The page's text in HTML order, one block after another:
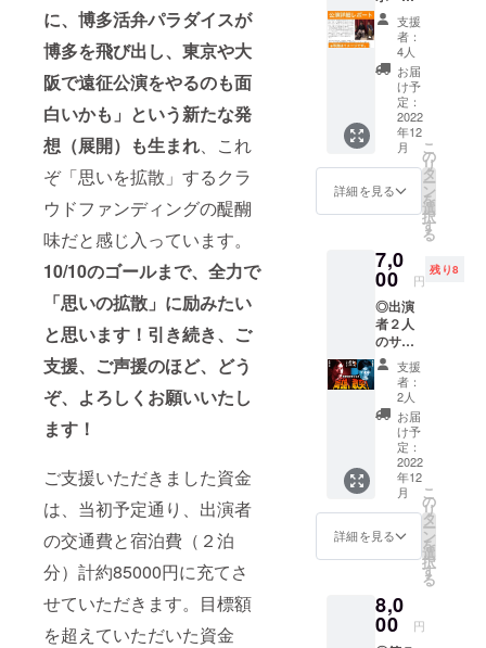
に、博多活弁パラダイスが
博多を飛び出し、東京や大
阪で遠征公演をやるのも面
白いかも」という新たな発
想（展開）も生まれ、これ
ぞ「思いを拡散」するクラ
ウドファンディングの醍醐
味だと感じ入っています。
10/10のゴールまで、全力で
「思いの拡散」に励みたい
と思います！引き続き、ご
支援、ご声援のほど、どう
ぞ、よろしくお願いいたし
ます！
ご支援いただきました資金
は、当初予定通り、出演者
の交通費と宿泊費（２泊
分）計約85000円に充てさ
せていただきます。目標額
を超えていただいた資金
※レ
ポート
は主催
者が作
成。当
日のリ
ハや公
演の模
様、お
二人の
コメン
トなど
を写真
交ぜな
がら報
告しま
す。A４
サイズ
数ペー
ジ（予
定）の
冊子に
まと
め、郵
送いた
しま
す。
※※写真
は昨年
末の片
レポー
トの一
部（イ
支援
者：
4人
お届
け予
定：
2022
年12
月
詳細を見る
こ
の
リ
タ
ー
ン
を
選
択
す
る
7,0
00 円
残り8
◎出演
者２人
のサイ
ン付き
ポス
ター
※A3サ
イズ
で、デ
ザイン
はチラ
シと同
じ ※※
チラシ
デザイ
ンは、
の写真
をご参
照くだ
支援
者：
2人
お届
け予
定：
2022
年12
月
詳細を見る
こ
の
リ
タ
ー
ン
を
選
択
す
る
8,0
00 円